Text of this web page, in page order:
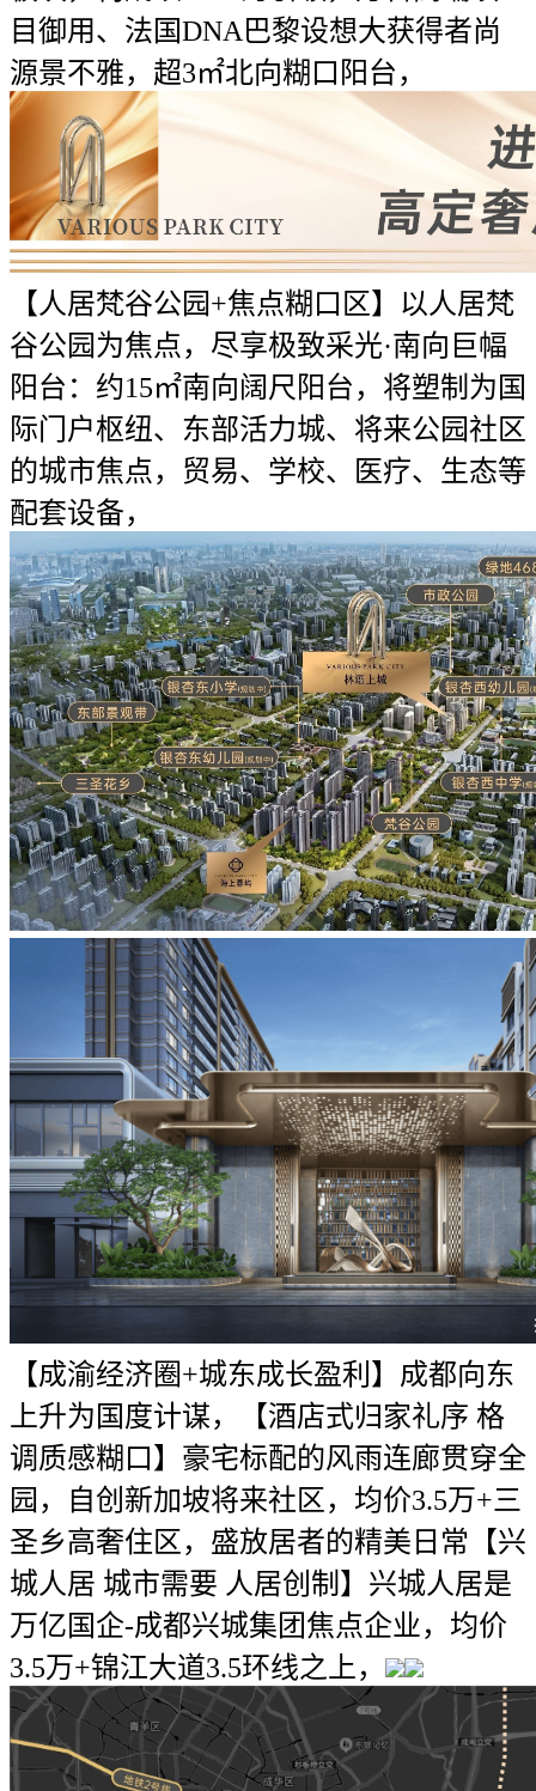
目御用、法国DNA巴黎设想大获得者尚
源景不雅，超3㎡北向糊口阳台，
【人居梵谷公园+焦点糊口区】以人居梵
谷公园为焦点，尽享极致采光·南向巨幅
阳台：约15㎡南向阔尺阳台，将塑制为国
际门户枢纽、东部活力城、将来公园社区
的城市焦点，贸易、学校、医疗、生态等
配套设备，
【成渝经济圈+城东成长盈利】成都向东
上升为国度计谋，【酒店式归家礼序 格
调质感糊口】豪宅标配的风雨连廊贯穿全
园，自创新加坡将来社区，均价3.5万+三
圣乡高奢住区，盛放居者的精美日常【兴
城人居 城市需要 人居创制】兴城人居是
万亿国企-成都兴城集团焦点企业，均价
3.5万+锦江大道3.5环线之上，